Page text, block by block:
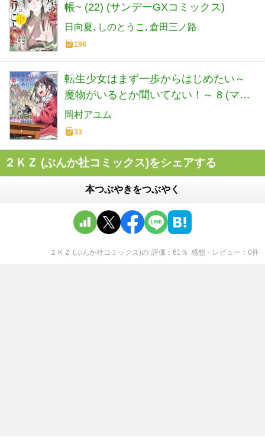
帳~ (22) (サンデーGXコミックス)
日向夏 しのとうこ 倉田三ノ路
196
転生少女はまず一歩からはじめたい～
魔物がいるとか聞いてない！～ 8 (マッ
グガーデンコミック Beat'sシリーズ)
岡村アユム
33
２ＫＺ (ぶんか社コミックス)をシェアする
本つぶやきをつぶやく
２ＫＺ (ぶんか社コミックス)の 評価 61 ％ 感想・レビュー 0件